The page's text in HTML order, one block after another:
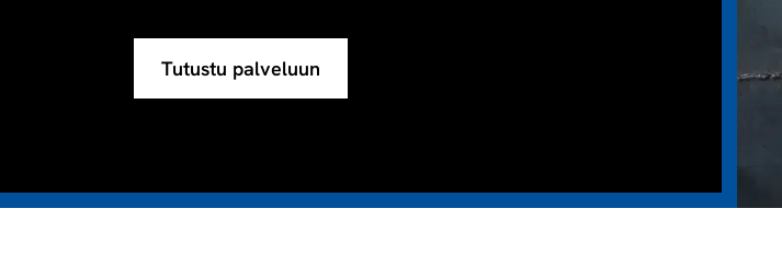
Tutustu palveluun